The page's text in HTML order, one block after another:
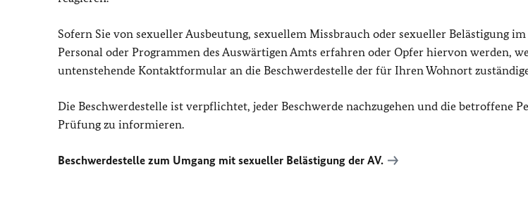
Sofern Sie von sexueller Ausbeutung, sexuellem Missbrauch oder sexueller Belästigung
Personal oder Programmen des Auswärtigen Amts erfahren oder Opfer hiervon werden,
untenstehende Kontaktformular an die Beschwerdestelle der für Ihren Wohnort
Die Beschwerdestelle ist verpflichtet, jeder Beschwerde nachzugehen und die betroffene
Prüfung zu informieren.
Beschwerdestelle zum Umgang mit sexueller Belästigung der AV.